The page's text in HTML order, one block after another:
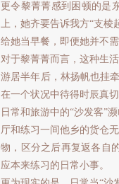
更令黎菁菁感到困顿的是
上，她齐要告诉我方“支棱
给她当早餐，即便她并不
对于黎菁菁而言，这种生
游居半年后，林扬帆也挂
在一个状况中待得时辰真
日常和旅游中的“沙发客”
厅和练习一间他乡的货仓
物，区分之后再复返各自
应本来练习的日常小事。